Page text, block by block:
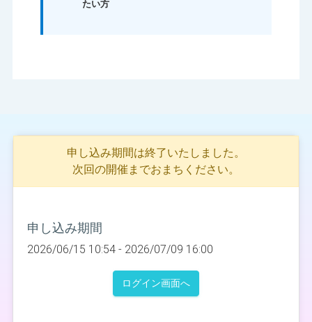
たい方
申し込み期間は終了いたしました。
次回の開催までおまちください。
申し込み期間
2026/06/15 10:54 - 2026/07/09 16:00
ログイン画面へ